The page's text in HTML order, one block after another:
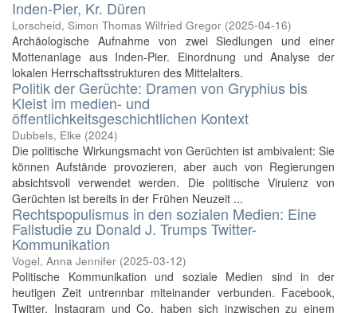
Inden-Pier, Kr. Düren
Lorscheid, Simon Thomas Wilfried Gregor (2025-04-16)
Archäologische Aufnahme von zwei Siedlungen und einer
Mottenanlage aus Inden-Pier. Einordnung und Analyse der
lokalen Herrschaftsstrukturen des Mittelalters.
Politik der Gerüchte: Dramen von Gryphius bis
Kleist im medien- und
öffentlichkeitsgeschichtlichen Kontext
Dubbels, Elke (2024)
Die politische Wirkungsmacht von Gerüchten ist ambivalent: Sie
können Aufstände provozieren, aber auch von Regierungen
absichtsvoll verwendet werden. Die politische Virulenz von
Gerüchten ist bereits in der Frühen Neuzeit ...
Rechtspopulismus in den sozialen Medien: Eine
Fallstudie zu Donald J. Trumps Twitter-
Kommunikation
Vogel, Anna Jennifer (2025-03-12)
Politische Kommunikation und soziale Medien sind in der
heutigen Zeit untrennbar miteinander verbunden. Facebook,
Twitter, Instagram und Co. haben sich inzwischen zu einem